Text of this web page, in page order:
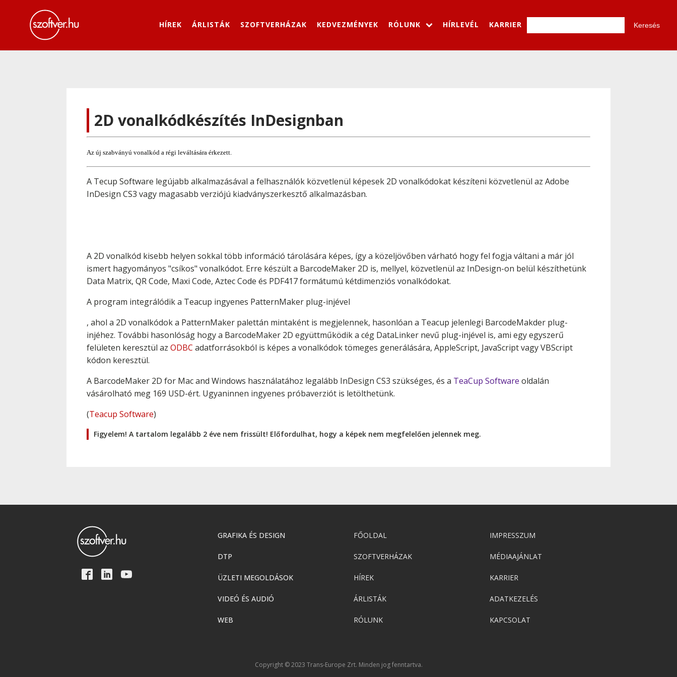
HÍREK ÁRLISTÁK SZOFTVERHÁZAK KEDVEZMÉNYEK RÓLUNK HÍRLEVÉL KARRIER
2D vonalkódkészítés InDesignban
Az új szabványú vonalkód a régi leváltására érkezett.
A Tecup Software legújabb alkalmazásával a felhasználók közvetlenül képesek 2D vonalkódokat készíteni közvetlenül az Adobe
InDesign CS3 vagy magasabb verziójú kiadványszerkesztő alkalmazásban.
A 2D vonalkód kisebb helyen sokkal több információ tárolására képes, így a közeljövőben várható hogy fel fogja váltani a már jól
ismert hagyományos "csíkos" vonalkódot. Erre készült a BarcodeMaker 2D is, mellyel, közvetlenül az InDesign-on belül készíthetünk
Data Matrix, QR Code, Maxi Code, Aztec Code és PDF417 formátumú kétdimenziós vonalkódokat.
A program integrálódik a Teacup ingyenes PatternMaker plug-injével
, ahol a 2D vonalkódok a PatternMaker palettán mintaként is megjelennek, hasonlóan a Teacup jelenlegi BarcodeMakder plug-
injéhez. További hasonlóság hogy a BarcodeMaker 2D együttműködik a cég DataLinker nevű plug-injével is, ami egy egyszerű
felületen keresztül az ODBC adatforrásokból is képes a vonalkódok tömeges generálására, AppleScript, JavaScript vagy VBScript
kódon keresztül.
A BarcodeMaker 2D for Mac and Windows használatához legalább InDesign CS3 szükséges, és a TeaCup Software oldalán
vásárolható meg 169 USD-ért. Ugyaninnen ingyenes próbaverziót is letölthetünk.
(Teacup Software)
Figyelem! A tartalom legalább 2 éve nem frissült! Előfordulhat, hogy a képek nem megfelelően jelennek meg.
GRAFIKA ÉS DESIGN
DTP
ÜZLETI MEGOLDÁSOK
VIDEÓ ÉS AUDIÓ
WEB
FŐOLDAL
SZOFTVERHÁZAK
HÍREK
ÁRLISTÁK
RÓLUNK
IMPRESSZUM
MÉDIAAJÁNLAT
KARRIER
ADATKEZELÉS
KAPCSOLAT
Copyright © 2023 Trans-Europe Zrt. Minden jog fenntartva.